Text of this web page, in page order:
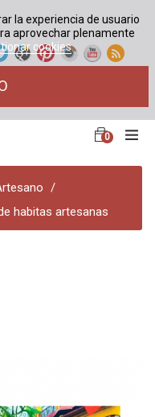
0
la experiencia de usuario
aprovechar plenamente
cookies
habitas artesanas